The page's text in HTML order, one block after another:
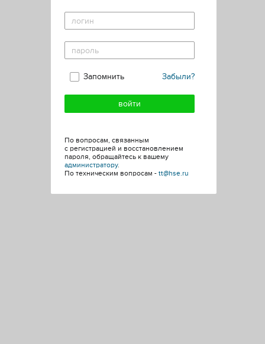
Забыли?
Запомнить
По вопросам, связанным
с регистрацией и восстановлением
пароля, обращайтесь к вашему
администратору.
По техническим вопросам - tt@hse.ru